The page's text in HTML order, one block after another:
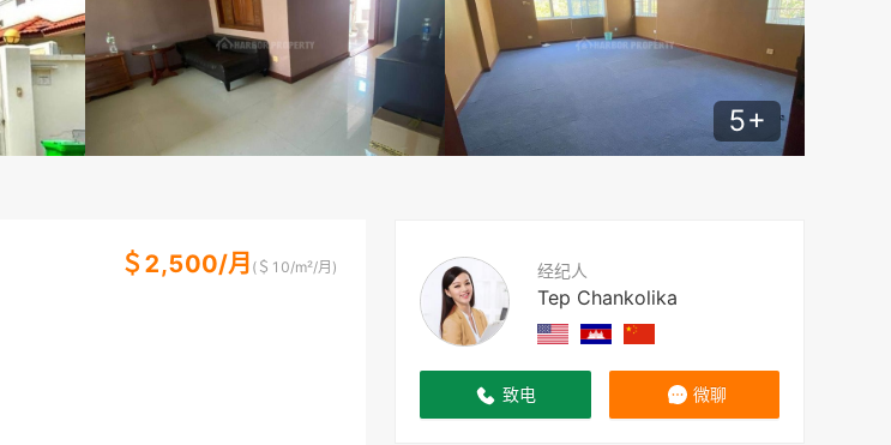
5+
经纪人
Tep Chankolika
致电 微聊
＄ 2,500/月 (＄ 10/m²/月 )